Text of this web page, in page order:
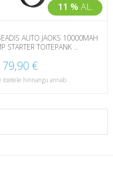
11 % AL.
AUTO JAOKS 10000MAH
STARTER TOITEPANK ...
79,90 €
tootele hinnangu annab